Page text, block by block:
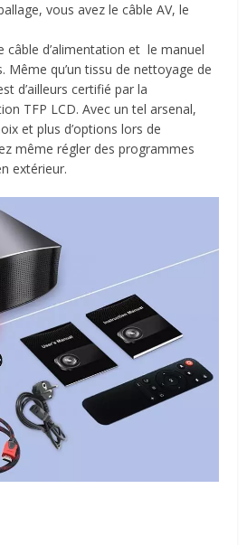
vous avez le câble AV, le
câble d’alimentation et le manuel
Même qu’un tissu de nettoyage de
d’ailleurs certifié par la
TFP LCD. Avec un tel arsenal,
et plus d’options lors de
même régler des programmes
extérieur.